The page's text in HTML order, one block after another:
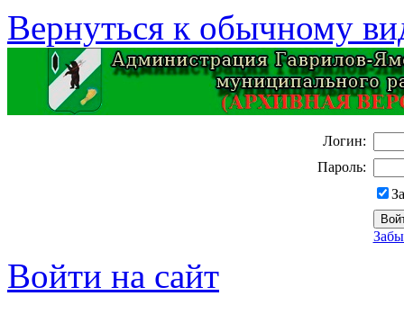
Вернуться к обычному
Логин:
Пароль:
Войти на сайт